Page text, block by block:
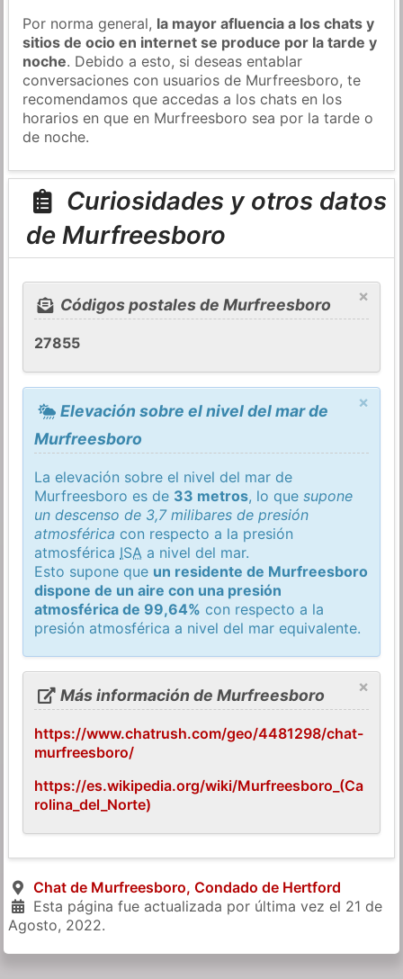
Por norma general, la mayor afluencia a los chats y
sitios de ocio en internet se produce por la tarde y
noche. Debido a esto, si deseas entablar
conversaciones con usuarios de Murfreesboro, te
recomendamos que accedas a los chats en los
horarios en que en Murfreesboro sea por la tarde o
de noche.
Curiosidades y otros datos
de Murfreesboro
×
Códigos postales de Murfreesboro
27855
×
Elevación sobre el nivel del mar de
Murfreesboro
La elevación sobre el nivel del mar de
Murfreesboro es de 33 metros, lo quesupone
un descenso de 3,7 milibares de presión
atmosférica con respecto a la presión
atmosférica ISA a nivel del mar.
Esto supone que un residente de Murfreesboro
dispone de un aire con una presión
atmosférica de 99,64% con respecto a la
presión atmosférica a nivel del mar equivalente.
×
Más información de Murfreesboro
https://www.chatrush.com/geo/4481298/chat-
murfreesboro/
https://es.wikipedia.org/wiki/Murfreesboro_(Ca
rolina_del_Norte)
Chat de Murfreesboro, Condado de Hertford
Esta página fue actualizada por última vez el 21 de
Agosto, 2022.